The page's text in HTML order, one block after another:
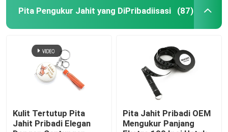
Produk
Tur Pabrik
Pita Pengukur Jahit yang DiPribadiisasi (87)
Kulit Tertutup Pita
Jahit Pribadi Elegan
Pita Jahit Pribadi OEM
Mengukur Panjang